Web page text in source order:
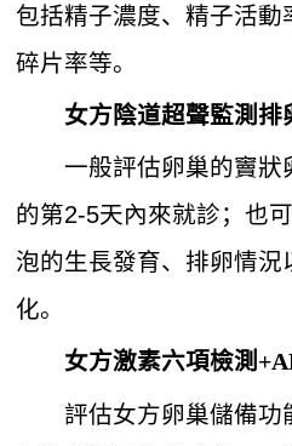
包括精子濃度、精子活
碎片率等。
女方陰道超聲監測排
一般評估卵巢的竇狀
的第2-5天內來就診；也
泡的生長發育、排卵情
化。
女方激素六項檢測
評估女方卵巢儲備功